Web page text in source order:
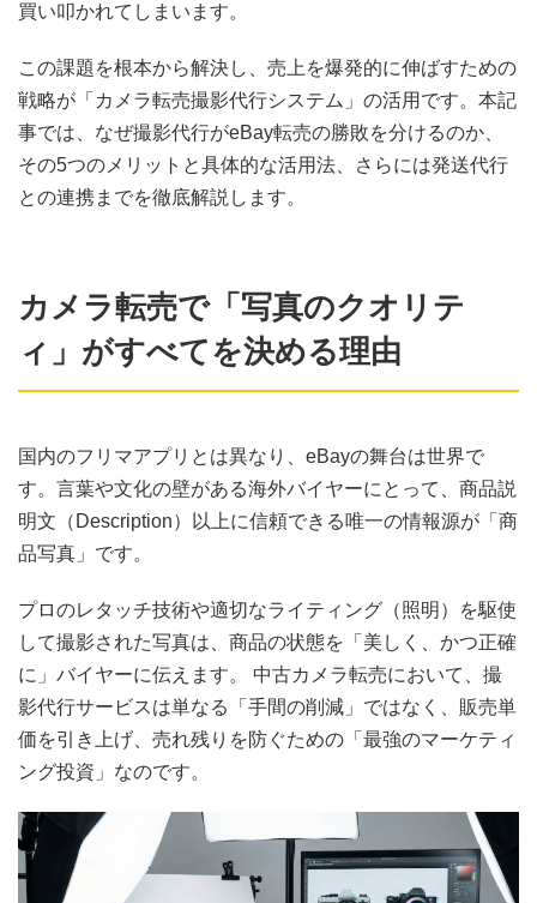
買い叩かれてしまいます。
この課題を根本から解決し、売上を爆発的に伸ばすための
戦略が「カメラ転売撮影代行システム」の活用です。本記
事では、なぜ撮影代行がeBay転売の勝敗を分けるのか、
その5つのメリットと具体的な活用法、さらには発送代行
との連携までを徹底解説します。
カメラ転売で「写真のクオリテ
ィ」がすべてを決める理由
国内のフリマアプリとは異なり、eBayの舞台は世界で
す。言葉や文化の壁がある海外バイヤーにとって、商品説
明文（Description）以上に信頼できる唯一の情報源が「商
品写真」です。
プロのレタッチ技術や適切なライティング（照明）を駆使
して撮影された写真は、商品の状態を「美しく、かつ正確
に」バイヤーに伝えます。 中古カメラ転売において、撮
影代行サービスは単なる「手間の削減」ではなく、販売単
価を引き上げ、売れ残りを防ぐための「最強のマーケティ
ング投資」なのです。